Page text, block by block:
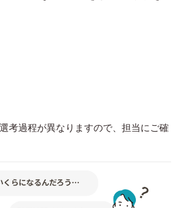
考過程が異なりますので、担当にご確